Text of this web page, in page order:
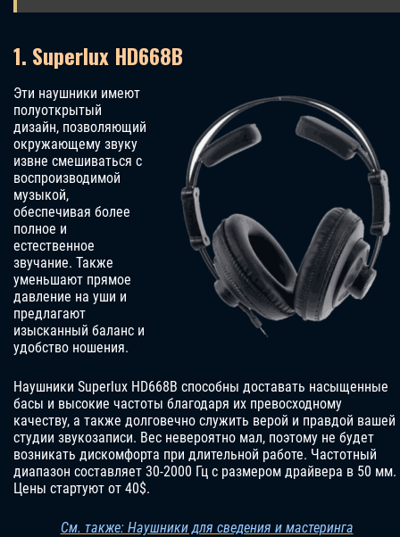
1. Superlux HD668B
Эти наушники имеют
полуоткрытый
дизайн, позволяющий
окружающему звуку
извне смешиваться с
воспроизводимой
музыкой,
обеспечивая более
полное и
естественное
звучание. Также
уменьшают прямое
давление на уши и
предлагают
изысканный баланс и
удобство ношения.
Наушники Superlux HD668B способны доставать насыщенные
басы и высокие частоты благодаря их превосходному
качеству, а также долговечно служить верой и правдой вашей
студии звукозаписи. Вес невероятно мал, поэтому не будет
возникать дискомфорта при длительной работе. Частотный
диапазон составляет 30-2000 Гц с размером драйвера в 50 мм.
Цены стартуют от 40$.
См. также: Наушники для сведения и мастеринга